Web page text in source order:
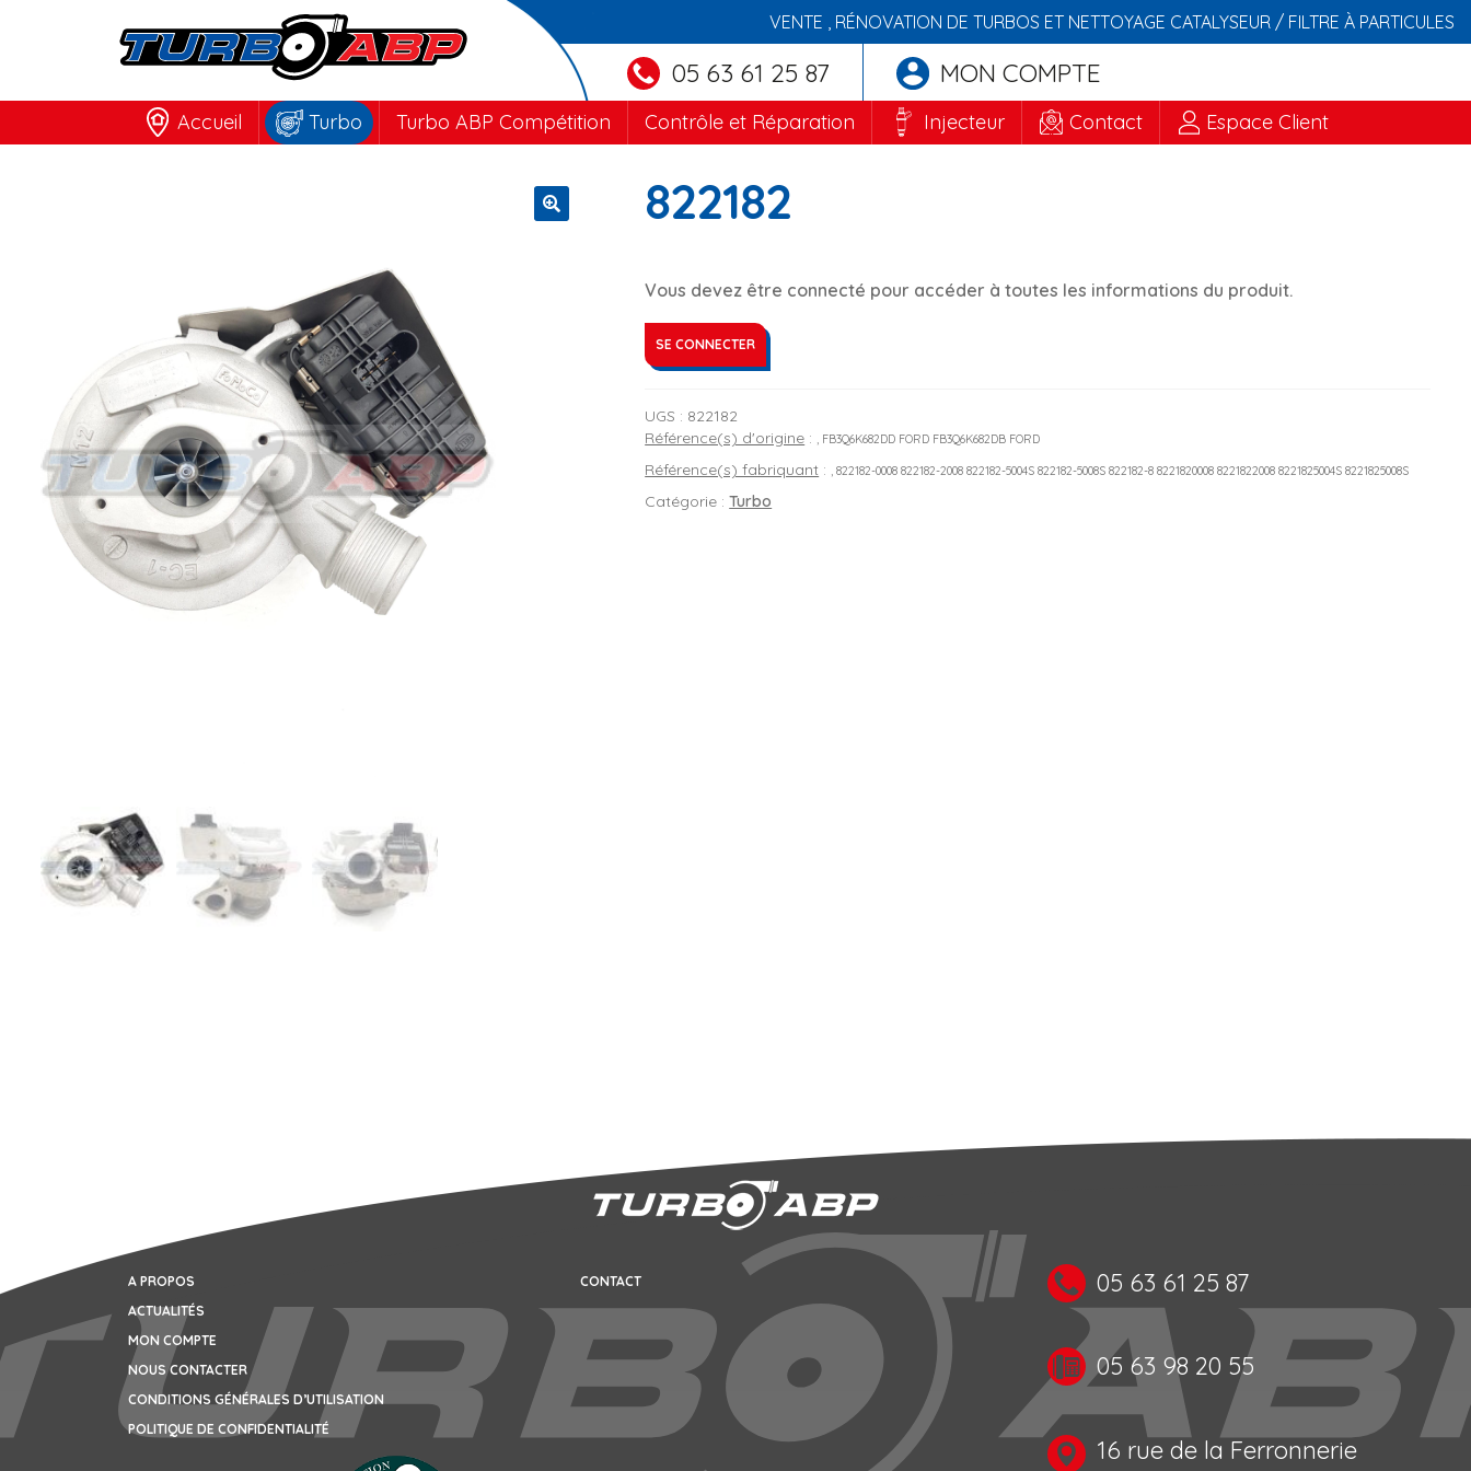
VENTE , RÉNOVATION DE TURBOS ET NETTOYAGE CATALYSEUR / FILTRE À PARTICULES
05 63 61 25 87 MON COMPTE
Accueil Turbo Turbo ABP Compétition Contrôle et Réparation Injecteur Contact Espace Client
822182
Vous devez être connecté pour accéder à toutes les informations du produit.
SE CONNECTER
UGS : 822182
Référence(s) d'origine : , FB3Q6K682DD FORD FB3Q6K682DB FORD
Référence(s) fabriquant : , 822182-0008 822182-2008 822182-5004S 822182-5008S 822182-8 8221820008 8221822008 8221825004S 8221825008S
Catégorie :Turbo
A PROPOS
ACTUALITÉS
MON COMPTE
NOUS CONTACTER
CONDITIONS GÉNÉRALES D’UTILISATION
POLITIQUE DE CONFIDENTIALITÉ
CONTACT 05 63 61 25 87
05 63 98 20 55
16 rue de la Ferronnerie